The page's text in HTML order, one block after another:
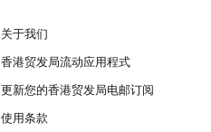
关于我们
香港贸发局流动应用程式
更新您的香港贸发局电邮订阅
使用条款